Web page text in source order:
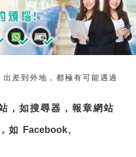
差到外地，都極有可能遇過
，如搜尋器，報章網 站
如 Facebook、